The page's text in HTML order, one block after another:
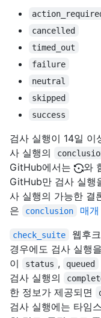
cancelled
timed_out
failure
neutral
skipped
success
검사 실행이 14일 이
사 실행의
GitHub에서는
와
GitHub만 검사 실행
사 실행의 가능한 결
은
conclusion 매
check_suite
웹후
경우에도 검사 실행
이
status , queued
검사 실행의
한 정보가 제공되면
검사 실행에는 타임